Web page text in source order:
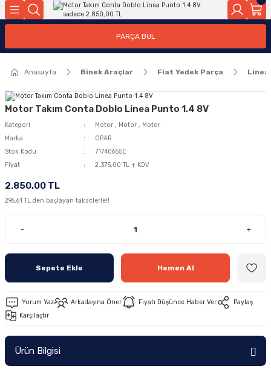
Geri Dön
Geri Dön
PARÇA BUL
Anasayfa Binek Araçlar Fiat Yedek Parça Linea
Motor Takım Conta Doblo Linea Punto 1.4 8V
Kategori Motor , Motor , Motor
Marka
OPAR
Stok Kodu
71740655E
Fiyat
2.375,00 TL + KDV
2.850,00 TL
296,61 TL den başlayan taksitlerle!!
- +
Sepete Ekle Hemen Al
Yorum Yaz Arkadaşına Öner Fiyatı Düşünce Haber Ver
Paylaş
Karşılaştır
Ürün Bilgisi